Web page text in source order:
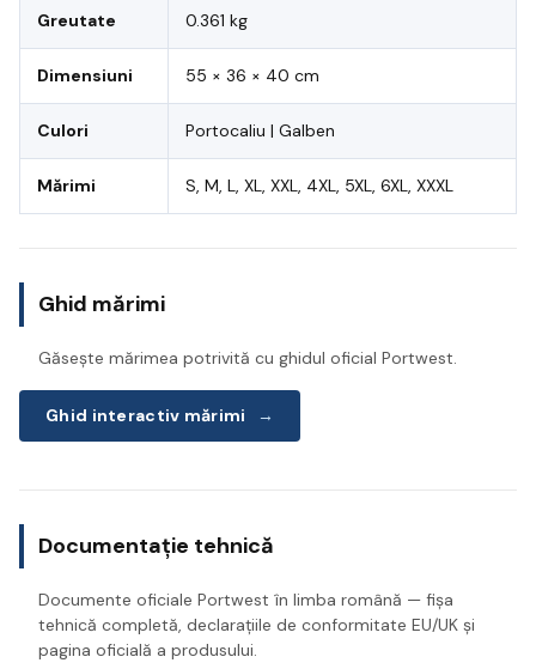
Greutate 0.361 kg
Dimensiuni 55 × 36 × 40 cm
Culori Portocaliu | Galben
Mărimi S, M, L, XL, XXL, 4XL, 5XL, 6XL, XXXL
Ghid mărimi
Găsește mărimea potrivită cu ghidul oficial Portwest.
Ghid interactiv mărimi →
Documentație tehnică
Documente oficiale Portwest în limba română — fișa
tehnică completă, declarațiile de conformitate EU/UK și
pagina oficială a produsului.